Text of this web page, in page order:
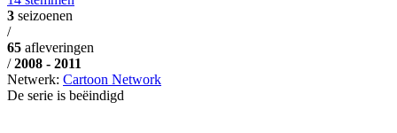
3 seizoenen
/
65 afleveringen
/ 2008 - 2011
Netwerk: Cartoon Network
De serie is beëindigd